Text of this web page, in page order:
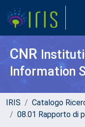
CNR
Information
IRIS Catalogo
08.01 Rapporto di